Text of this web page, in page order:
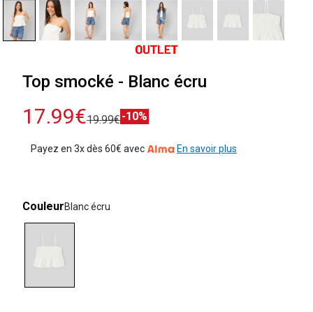
Top smocké - Blanc écru
17.99€19.99€-10%
Payez en 3x dès 60€ avec En savoir plus
CouleurBlanc écru